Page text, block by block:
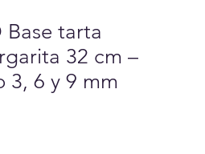
Base tarta
32 cm –
3, 6 y 9 mm